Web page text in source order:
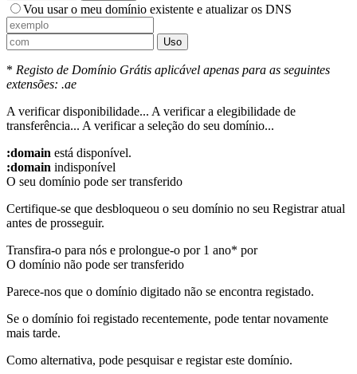
Vou usar o meu domínio existente e atualizar os DNS
Uso
* Registo de Domínio Grátis aplicável apenas para as seguintes
extensões: .ae
A verificar disponibilidade... A verificar a elegibilidade de
transferência... A verificar a seleção do seu domínio...
:domain está disponível.
:domain indisponível
O seu domínio pode ser transferido
Certifique-se que desbloqueou o seu domínio no seu Registrar atual
antes de prosseguir.
Transfira-o para nós e prolongue-o por 1 ano* por
O domínio não pode ser transferido
Parece-nos que o domínio digitado não se encontra registado.
Se o domínio foi registado recentemente, pode tentar novamente
mais tarde.
Como alternativa, pode pesquisar e registar este domínio.